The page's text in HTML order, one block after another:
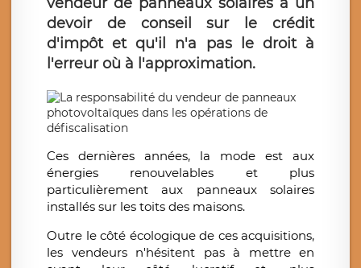
devoir de conseil sur le crédit
d'impôt et qu'il n'a pas le droit à
l'erreur où à l'approximation.
Ces dernières années, la mode est aux
énergies renouvelables et plus
particulièrement aux panneaux solaires
installés sur les toits des maisons.
Outre le côté écologique de ces acquisitions,
les vendeurs n'hésitent pas à mettre en